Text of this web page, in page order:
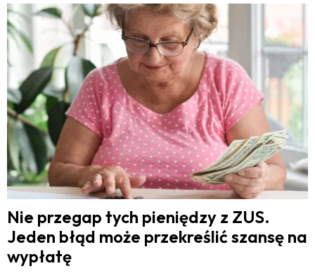
Nie przegap tych pieniędzy z ZUS.
Jeden błąd może przekreślić szansę na
wypłatę